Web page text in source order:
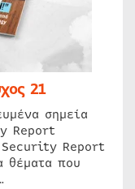
21
σημεία
Report
Security Report
θέματα που